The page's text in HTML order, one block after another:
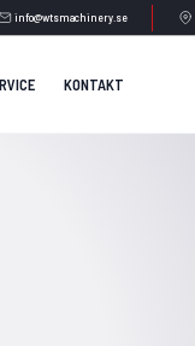
info@wtsmachinery.se
KONTAKT